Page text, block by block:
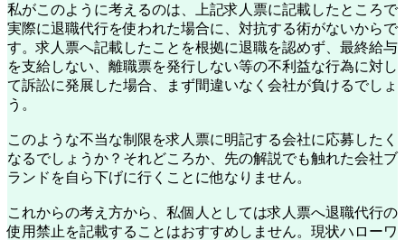
私がこのように考えるのは、上記求人票に記載したところで
実際に退職代行を使われた場合に、対抗する術がないからで
す。求人票へ記載したことを根拠に退職を認めず、最終給与
を支給しない、離職票を発行しない等の不利益な行為に対し
て訴訟に発展した場合、まず間違いなく会社が負けるでしょ
う。
このような不当な制限を求人票に明記する会社に応募したく
なるでしょうか？それどころか、先の解説でも触れた会社ブ
ランドを自ら下げに行くことに他なりません。
これからの考え方から、私個人としては求人票へ退職代行の
使用禁止を記載することはおすすめしません。 現状ハローワ